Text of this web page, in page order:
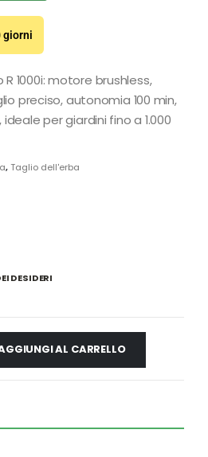
giorni
1000i: motore brushless,
preciso, autonomia 100 min,
per giardini fino a 1.000
,Taglio dell'erba
DESIDERI
AL CARRELLO